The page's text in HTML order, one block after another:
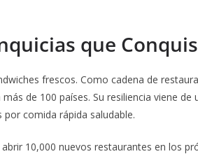
que
frescos. Como cadena de
de 100 países. Su resiliencia viene
comida rápida saludable.
10,000 nuevos restaurantes en los